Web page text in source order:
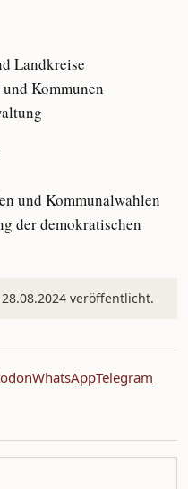
Landkreise
Kommunen
und Kommunalwahlen
der demokratischen
veröffentlicht.
WhatsAppTelegram